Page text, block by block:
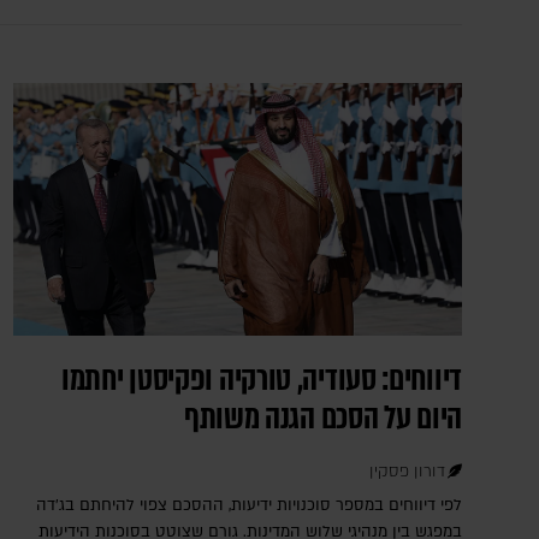
דיווחים: סעודיה, טורקיה ופקיסטן יחתמו
היום על הסכם הגנה משותף
דורון פסקין
לפי דיווחים במספר סוכנויות ידיעות, ההסכם צפוי להיחתם בג'דה
במפגש בין מנהיגי שלוש המדינות. גורם שצוטט בסוכנות הידיעות